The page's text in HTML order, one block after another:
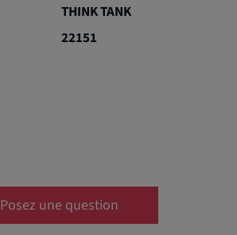
THINK TANK
22151
Posez une question